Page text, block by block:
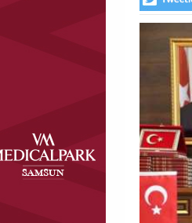
DÜNYA
MAGAZİN